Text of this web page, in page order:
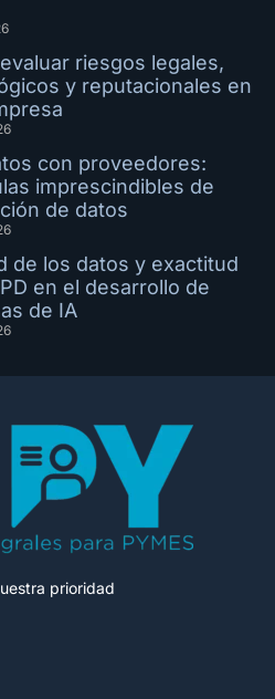
riesgos legales,
y reputacionales en
con proveedores:
imprescindibles de
de datos
de los datos y exactitud
en el desarrollo de
de IA
prioridad